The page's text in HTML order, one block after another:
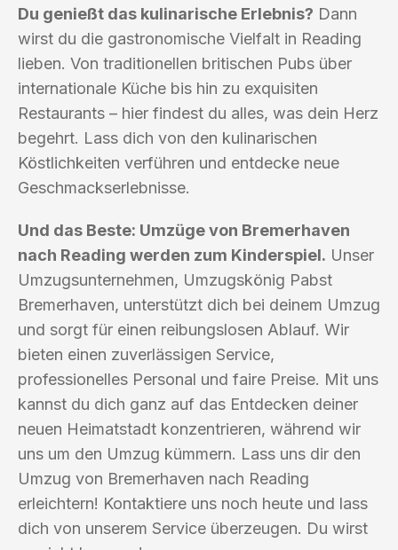
Du genießt das kulinarische Erlebnis? Dann
wirst du die gastronomische Vielfalt in Reading
lieben. Von traditionellen britischen Pubs über
internationale Küche bis hin zu exquisiten
Restaurants – hier findest du alles, was dein Herz
begehrt. Lass dich von den kulinarischen
Köstlichkeiten verführen und entdecke neue
Geschmackserlebnisse.
Und das Beste: Umzüge von Bremerhaven
nach Reading werden zum Kinderspiel. Unser
Umzugsunternehmen, Umzugskönig Pabst
Bremerhaven, unterstützt dich bei deinem Umzug
und sorgt für einen reibungslosen Ablauf. Wir
bieten einen zuverlässigen Service,
professionelles Personal und faire Preise. Mit uns
kannst du dich ganz auf das Entdecken deiner
neuen Heimatstadt konzentrieren, während wir
uns um den Umzug kümmern. Lass uns dir den
Umzug von Bremerhaven nach Reading
erleichtern! Kontaktiere uns noch heute und lass
dich von unserem Service überzeugen. Du wirst